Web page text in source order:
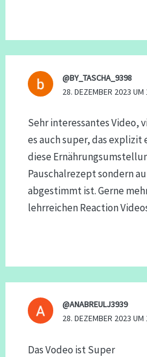
@BY_TASCHA_9398
28. DEZEMBER 2023 UM
Sehr interessantes Video,
es auch super, das explizit
diese
Pauschalrezept sondern
abgestimmt ist. Gerne
lehrreichen Reaction
@ANABREULJ3939
28. DEZEMBER 2023 UM
Das Vodeo ist Super